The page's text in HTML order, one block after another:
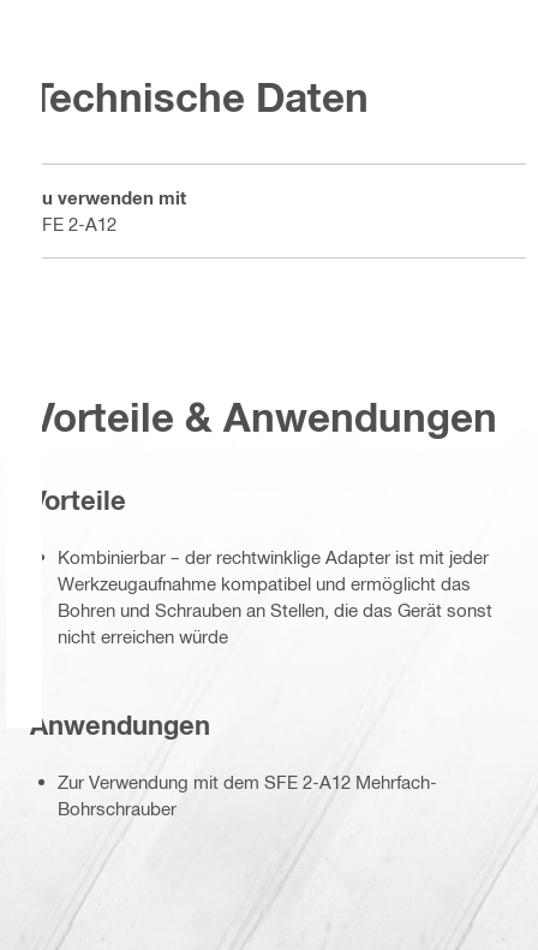
Technische Daten
Zu verwenden mit
SFE 2-A12
Vorteile & Anwendungen
Vorteile
Kombinierbar – der rechtwinklige Adapter ist mit jeder
Werkzeugaufnahme kompatibel und ermöglicht das
Bohren und Schrauben an Stellen, die das Gerät sonst
nicht erreichen würde
Anwendungen
Zur Verwendung mit dem SFE 2-A12 Mehrfach-
Bohrschrauber